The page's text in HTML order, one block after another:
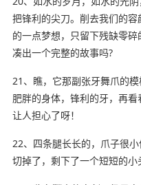
把锋利的尖刀。削去我们的
的一点梦想，只留下残缺零
凑出一个完整的故事吗?
21、瞧，它那副张牙舞爪的
肥胖的身体，锋利的牙，再
让人担心了呀！
22、四条腿长长的，爪子很
切掉了，剩下了一个短短的小